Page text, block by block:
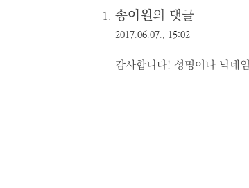
송이원의 댓글
2017.06.07., 15:02
감사합니다! 성명이나 닉네